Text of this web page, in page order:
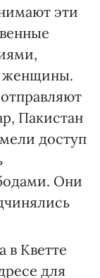
эти
женщины.
Пакистан
доступ
Они
в Кветте
для